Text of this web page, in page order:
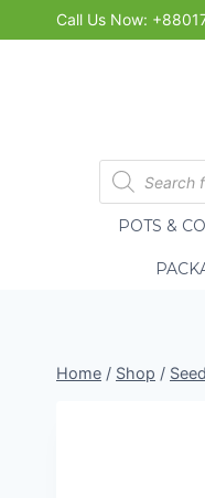
to
Call Us Now:
Products
search
POTS &
Home / Shop /